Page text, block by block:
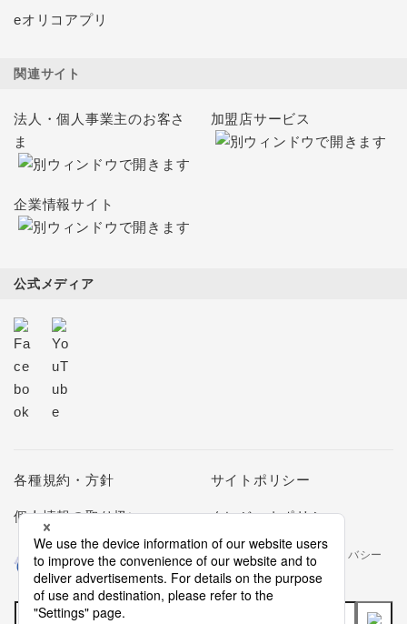
eオリコアプリ
関連サイト
法人・個人事業主のお客さ
ま
加盟店サービス
企業情報サイト
公式メディア
各種規約・方針 サイトポリシー
個人情報の取り扱い クレジットポリシー
当社は個人情報の取扱いを適切に行う企業としてプライバシー
マークの使用を認められた認定業者です。